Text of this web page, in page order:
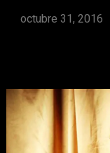
octubre 31, 2016